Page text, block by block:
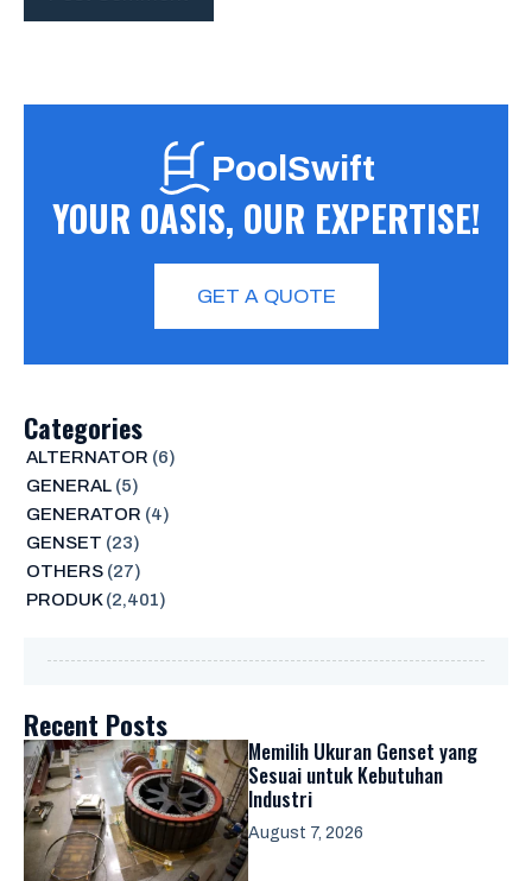
PoolSwift
YOUR OASIS, OUR EXPERTISE!
GET A QUOTE
Categories
ALTERNATOR (6)
GENERAL(5)
GENERATOR (4)
GENSET (23)
OTHERS(27)
PRODUK(2,401)
Recent Posts
Memilih Ukuran Genset yang
Sesuai untuk Kebutuhan
Industri
August 7, 2026